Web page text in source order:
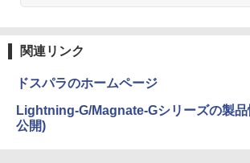
関連リンク
ドスパラのホームページ
Lightning-G/Magnate-Gシリーズの製
公開)